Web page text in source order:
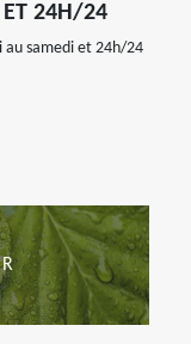
ET 24H/24
au samedi et 24h/24